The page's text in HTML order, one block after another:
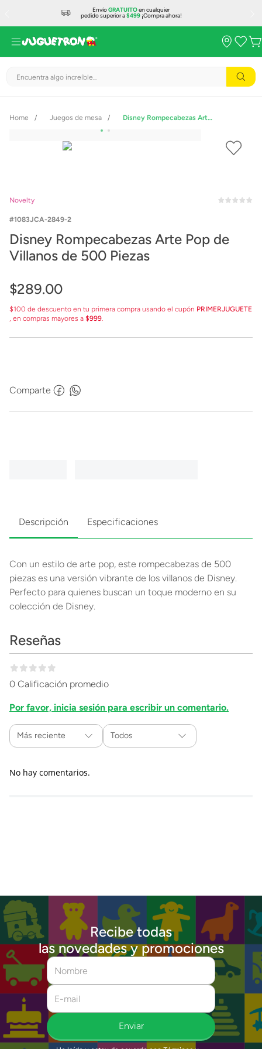
EnvíoGRATUITOen cualquier
pedido superior a$499¡Compra ahora!
Encuentra algo increíble...
Juegos de mesa Disney Rompecabezas Arte Pop de Villanos de 500 Piezas
Novelty
1083JCA-2849-2
Disney Rompecabezas Arte Pop de
Villanos de 500 Piezas
$289.00
$100 de descuento en tu primera compra usando el cupón PRIMERJUGUETE
, en compras mayores a $999.
Comparte
Descripción Especificaciones
Con un estilo de arte pop, este rompecabezas de 500
piezas es una versión vibrante de los villanos de Disney.
Perfecto para quienes buscan un toque moderno en su
colección de Disney.
Reseñas
0 Calificación promedio
Por favor, inicia sesión para escribir un comentario.
Más reciente Todos
No hay comentarios.
Recibe todas
las novedades y promociones
Enviar